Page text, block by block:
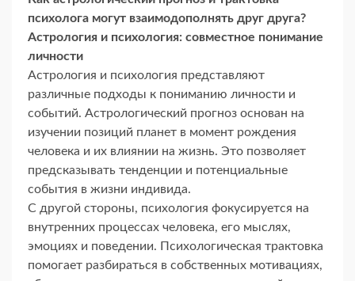
психолога могут взаимодополнять друг друга?
Астрология и психология: совместное понимание
личности
Астрология и психология представляют
различные подходы к пониманию личности и
событий. Астрологический прогноз основан на
изучении позиций планет в момент рождения
человека и их влиянии на жизнь. Это позволяет
предсказывать тенденции и потенциальные
события в жизни индивида.
С другой стороны, психология фокусируется на
внутренних процессах человека, его мыслях,
эмоциях и поведении. Психологическая трактовка
помогает разбираться в собственных мотивациях,